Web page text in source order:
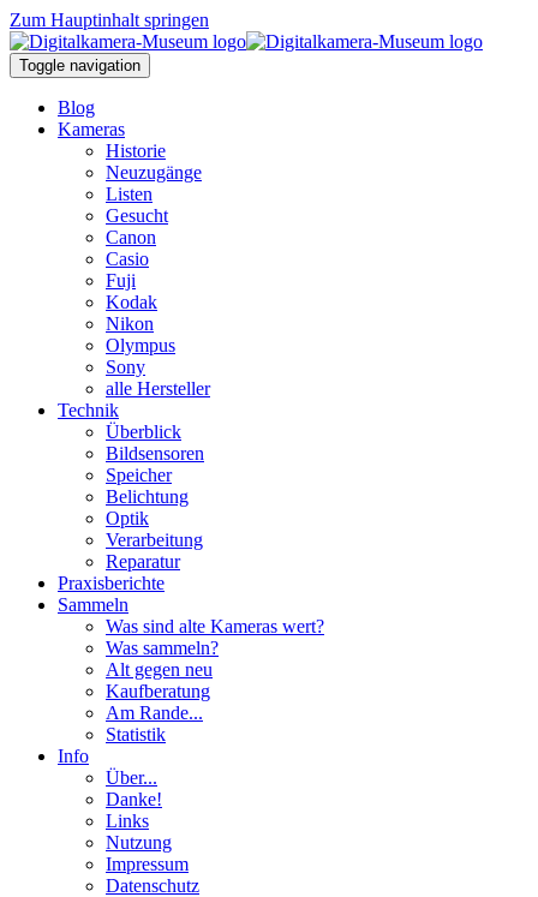
Zum Hauptinhalt springen
Toggle navigation
Blog
Kameras
Historie
Neuzugänge
Listen
Gesucht
Canon
Casio
Fuji
Kodak
Nikon
Olympus
Sony
alle Hersteller
Technik
Überblick
Bildsensoren
Speicher
Belichtung
Optik
Verarbeitung
Reparatur
Praxisberichte
Sammeln
Was sind alte Kameras wert?
Was sammeln?
Alt gegen neu
Kaufberatung
Am Rande...
Statistik
Info
Über...
Danke!
Links
Nutzung
Impressum
Datenschutz